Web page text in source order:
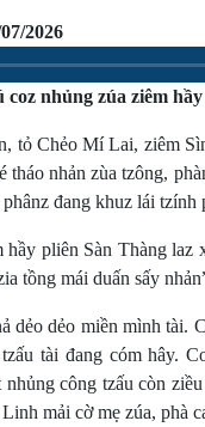
2026
nhủng zúa ziêm
Chẻo Mí Lai, ziêm
tháo nhản zùa tzông,
đang khuz lái
pliên Sàn Thàng laz
tồng mái duấn sấy
dẻo miền mình tài.
tài đang cóm hây.
công tzấu còn
mải cờ mẹ zúa, phà